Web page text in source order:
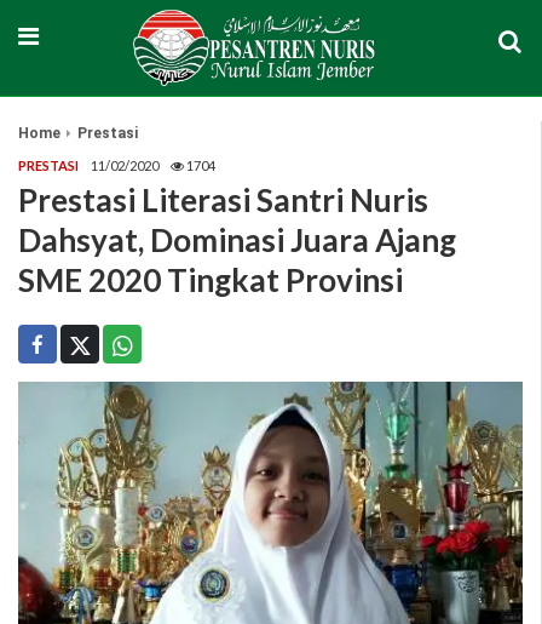
Home Prestasi
PRESTASI 11/02/2020 1704
Prestasi Literasi Santri Nuris
Dahsyat, Dominasi Juara Ajang
SME 2020 Tingkat Provinsi